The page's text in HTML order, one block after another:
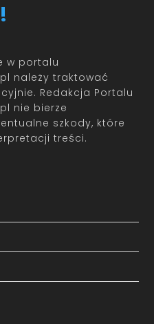
w portalu
należy traktować
Redakcja Portalu
nie bierze
szkody, które
treści.